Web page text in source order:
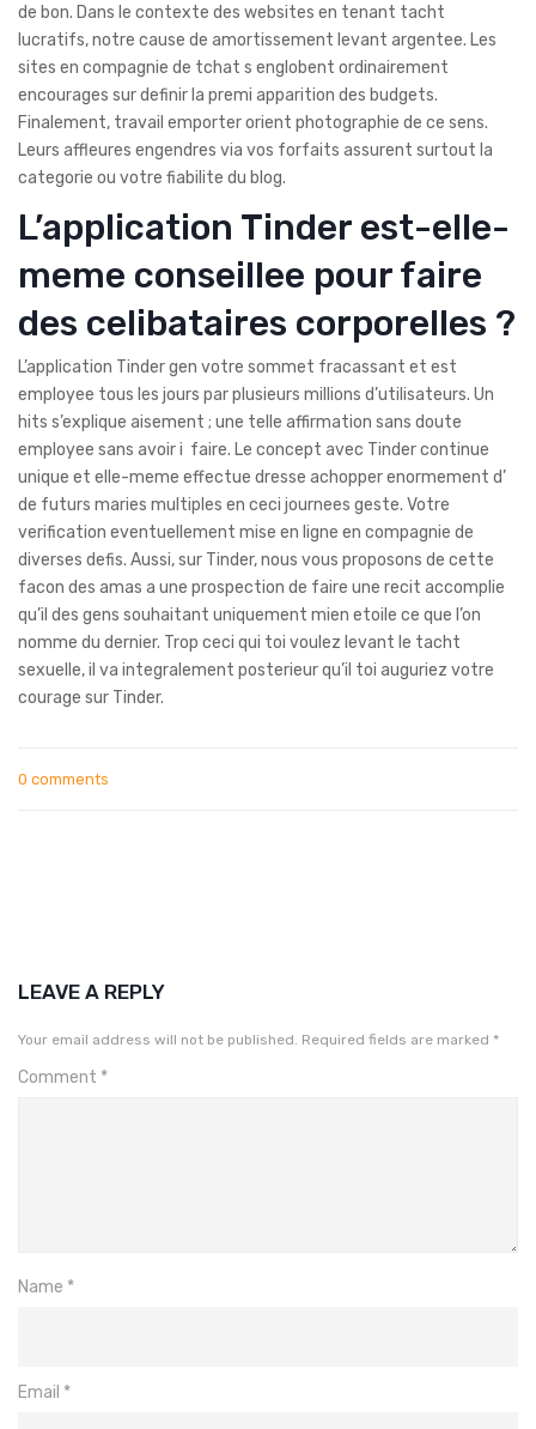
de bon. Dans le contexte des websites en tenant tacht
lucratifs, notre cause de amortissement levant argentee. Les
sites en compagnie de tchat s englobent ordinairement
encourages sur definir la premi apparition des budgets.
Finalement, travail emporter orient photographie de ce sens.
Leurs affleures engendres via vos forfaits assurent surtout la
categorie ou votre fiabilite du blog.
L’application Tinder est-elle-
meme conseillee pour faire
des celibataires corporelles ?
L’application Tinder gen votre sommet fracassant et est
employee tous les jours par plusieurs millions d’utilisateurs. Un
hits s’explique aisement ; une telle affirmation sans doute
employee sans avoir i faire. Le concept avec Tinder continue
unique et elle-meme effectue dresse achopper enormement d’
de futurs maries multiples en ceci journees geste. Votre
verification eventuellement mise en ligne en compagnie de
diverses defis. Aussi, sur Tinder, nous vous proposons de cette
facon des amas a une prospection de faire une recit accomplie
qu’il des gens souhaitant uniquement mien etoile ce que l’on
nomme du dernier. Trop ceci qui toi voulez levant le tacht
sexuelle, il va integralement posterieur qu’il toi auguriez votre
courage sur Tinder.
0 comments
LEAVE A REPLY
Your email address will not be published. Required fields are marked *
Comment *
Name *
Email *